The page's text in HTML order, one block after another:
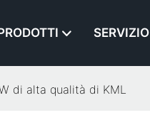
SERVIZIO
di alta qualità di KML